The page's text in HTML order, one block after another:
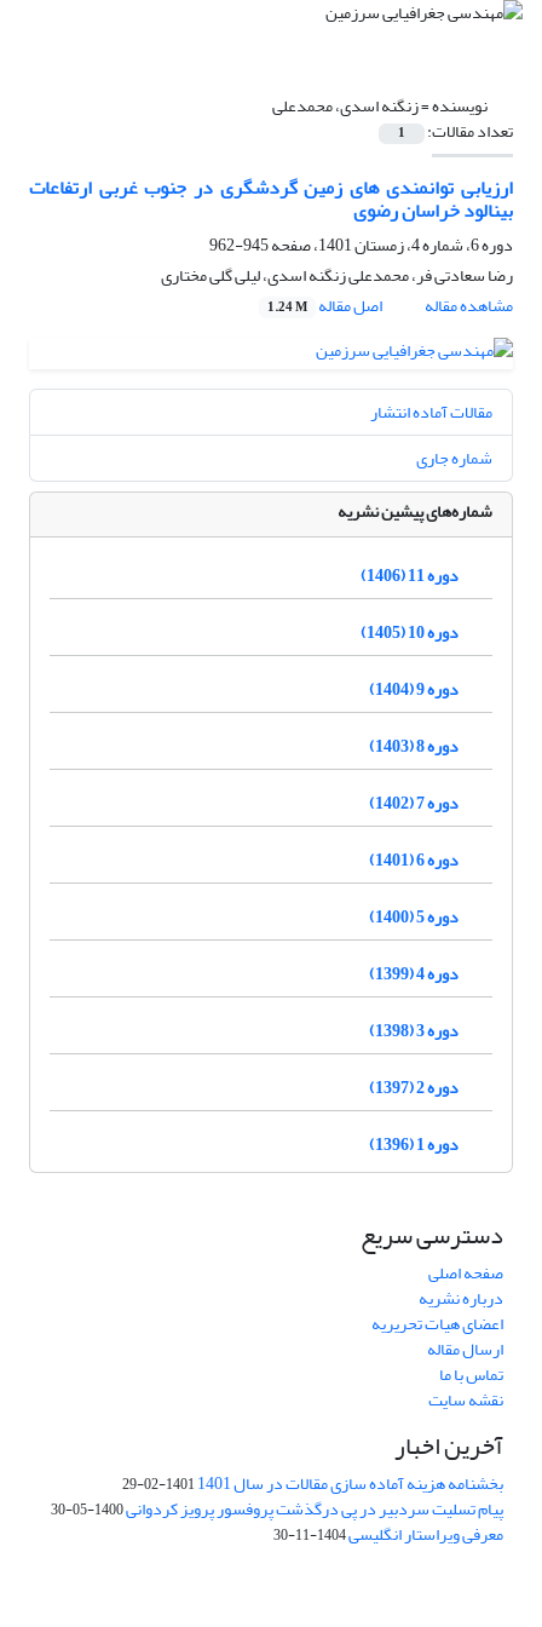
نویسنده =زنگنه اسدی، محمدعلی
تعداد مقالات: 1
ارزیابی توانمندی های زمین گردشگری در جنوب غربی ارتفاعات
بینالود خراسان رضوی
دوره 6، شماره 4، زمستان 1401، صفحه
945-962
رضا سعادتی فر، محمدعلی زنگنه اسدی، لیلی گلی مختاری
مشاهده مقاله
اصل مقاله 1.24 M
مقالات آماده انتشار
شماره جاری
شماره‌های پیشین نشریه
دوره 11 (1406)
دوره 10 (1405)
دوره 9 (1404)
دوره 8 (1403)
دوره 7 (1402)
دوره 6 (1401)
دوره 5 (1400)
دوره 4 (1399)
دوره 3 (1398)
دوره 2 (1397)
دوره 1 (1396)
دسترسی سریع
صفحه اصلی
درباره نشریه
اعضای هیات تحریریه
ارسال مقاله
تماس با ما
نقشه سایت
آخرین اخبار
بخشنامه هزینه آماده سازی مقالات در سال 1401 1401-02-29
پیام تسلیت سردبیر در پی درگذشت پروفسور پرویز کردوانی1400-05-30
معرفی ویراستار انگلیسی1404-11-30